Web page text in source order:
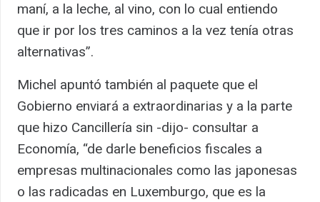
maní, a la leche, al vino, con lo cual entiendo
que ir por los tres caminos a la vez tenía otras
alternativas”.
Michel apuntó también al paquete que el
Gobierno enviará a extraordinarias y a la parte
que hizo Cancillería sin -dijo- consultar a
Economía, “de darle beneficios fiscales a
empresas multinacionales como las japonesas
o las radicadas en Luxemburgo, que es la